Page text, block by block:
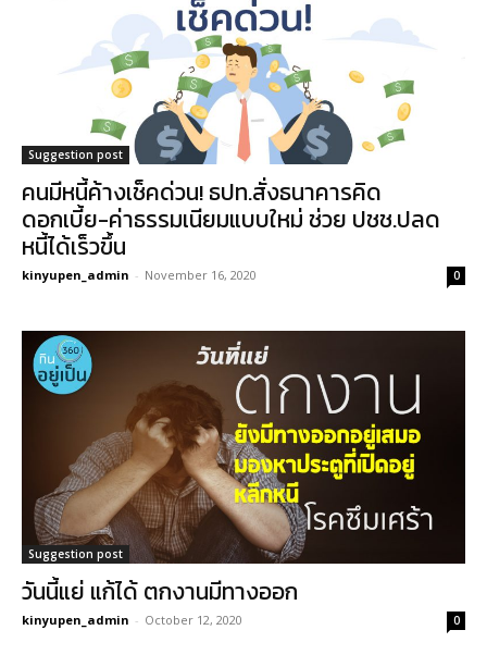
Suggestion post
คนมีหนี้ค้างเช็คด่วน! ธปท.สั่งธนาคารคิด
ดอกเบี้ย-ค่าธรรมเนียมแบบใหม่ ช่วย ปชช.ปลด
หนี้ได้เร็วขึ้น
kinyupen_admin - November 16, 2020 0
Suggestion post
วันนี้แย่ แก้ได้ ตกงานมีทางออก
kinyupen_admin - October 12, 2020 0